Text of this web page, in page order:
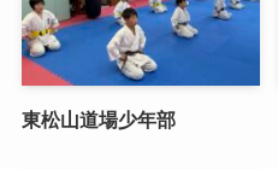
東松山道場少年部